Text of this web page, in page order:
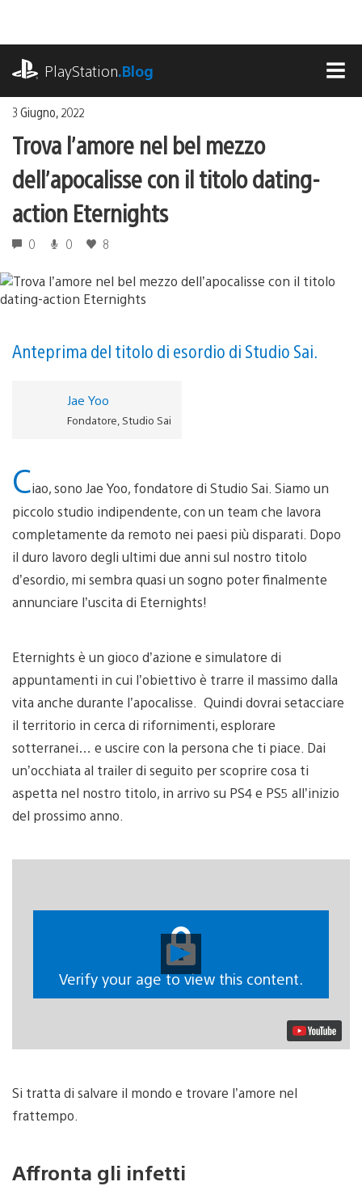
contenuto
PlayStation.Blog
3 Giugno, 2022
Trova l’amore nel bel mezzo
dell’apocalisse con il titolo dating-
action Eternights
0 0 8
Anteprima del titolo di esordio di Studio Sai.
Jae Yoo
Fondatore, Studio Sai
Ciao, sono Jae Yoo, fondatore di Studio Sai. Siamo un
piccolo studio indipendente, con un team che lavora
completamente da remoto nei paesi più disparati. Dopo
il duro lavoro degli ultimi due anni sul nostro titolo
d’esordio, mi sembra quasi un sogno poter finalmente
annunciare l’uscita di Eternights!
Eternights è un gioco d’azione e simulatore di
appuntamenti in cui l’obiettivo è trarre il massimo dalla
vita anche durante l’apocalisse. Quindi dovrai setacciare
il territorio in cerca di rifornimenti, esplorare
sotterranei… e uscire con la persona che ti piace. Dai
un’occhiata al trailer di seguito per scoprire cosa ti
aspetta nel nostro titolo, in arrivo su PS4 e PS5 all’inizio
del prossimo anno.
Riproduci
video
Verify your age to view this content.
Si tratta di salvare il mondo e trovare l’amore nel
frattempo.
Affronta gli infetti